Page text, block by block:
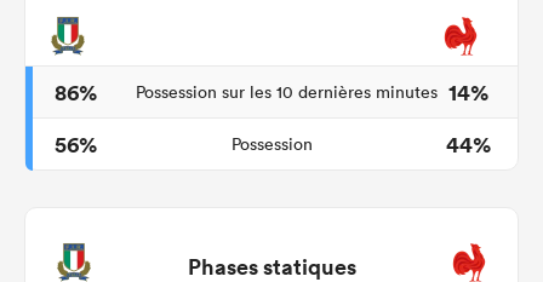
86% Possession sur les 10 dernières minutes 14%
56%
Possession 44%
Phases statiques